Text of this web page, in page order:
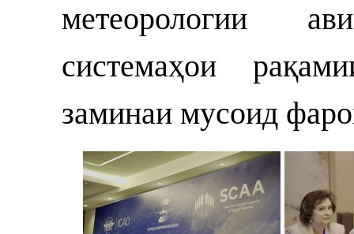
метеорологии
системаҳои
заминаи мусоид